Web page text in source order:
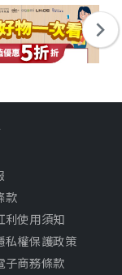
款
利使用須知
私權保護政策
子商務條款